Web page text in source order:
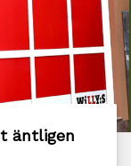
äntligen